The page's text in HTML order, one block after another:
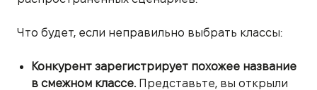
Что будет, если неправильно выбрать классы:
Конкурент зарегистрирует похожее название
в смежном классе. Представьте, вы открыли